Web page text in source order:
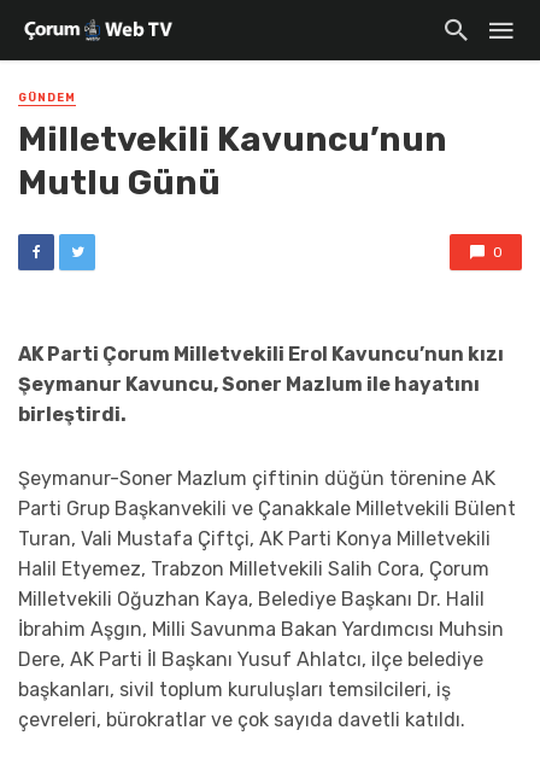
GÜNDEM
Milletvekili Kavuncu’nun
Mutlu Günü
0
AK Parti Çorum Milletvekili Erol Kavuncu’nun kızı
Şeymanur Kavuncu, Soner Mazlum ile hayatını
birleştirdi.
Şeymanur-Soner Mazlum çiftinin düğün törenine AK
Parti Grup Başkanvekili ve Çanakkale Milletvekili Bülent
Turan, Vali Mustafa Çiftçi, AK Parti Konya Milletvekili
Halil Etyemez, Trabzon Milletvekili Salih Cora, Çorum
Milletvekili Oğuzhan Kaya, Belediye Başkanı Dr. Halil
İbrahim Aşgın, Milli Savunma Bakan Yardımcısı Muhsin
Dere, AK Parti İl Başkanı Yusuf Ahlatcı, ilçe belediye
başkanları, sivil toplum kuruluşları temsilcileri, iş
çevreleri, bürokratlar ve çok sayıda davetli katıldı.